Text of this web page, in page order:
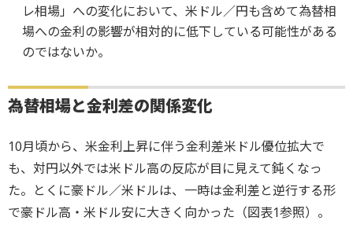
レ相場」への変化において、米ドル／円も含めて為替相
場への金利の影響が相対的に低下している可能性がある
のではないか。
為替相場と金利差の関係変化
10月頃から、米金利上昇に伴う金利差米ドル優位拡大で
も、対円以外では米ドル高の反応が目に見えて鈍くなっ
た。とくに豪ドル／米ドルは、一時は金利差と逆行する形
で豪ドル高・米ドル安に大きく向かった（図表1参照）。